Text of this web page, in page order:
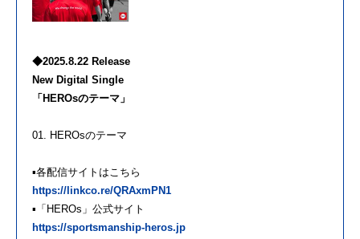
◆2025.8.22 Release
New Digital Single
「HEROsのテーマ」
01. HEROsのテーマ
▪️各配信サイトはこちら
https://linkco.re/QRAxmPN1
▪️「HEROs」公式サイト
https://sportsmanship-heros.jp